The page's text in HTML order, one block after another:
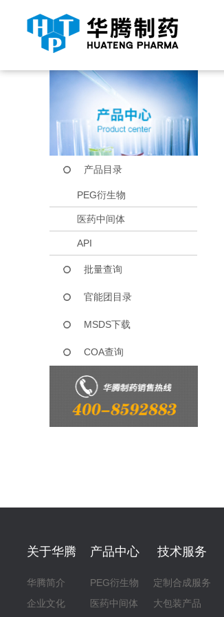
当前位置： 首页 产品中心
产品目录
PEG衍生物
医药中间体
API
批量查询
官能团目录
MSDS下载
COA查询
关于华腾
华腾简介
企业文化
产品中心
PEG衍生物
医药中间体
技术服务
定制合成服务
大包装产品